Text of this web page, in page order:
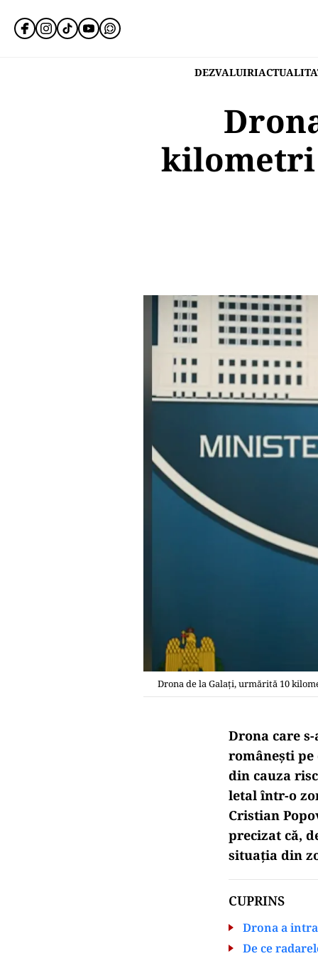
DEZVALUIRI
kilometri
Drona de la Galați, urmărită 10
Drona care
românești
din cauza
letal într-o
Cristian
precizat că,
situația din
CUPRINS
Drona a
De ce